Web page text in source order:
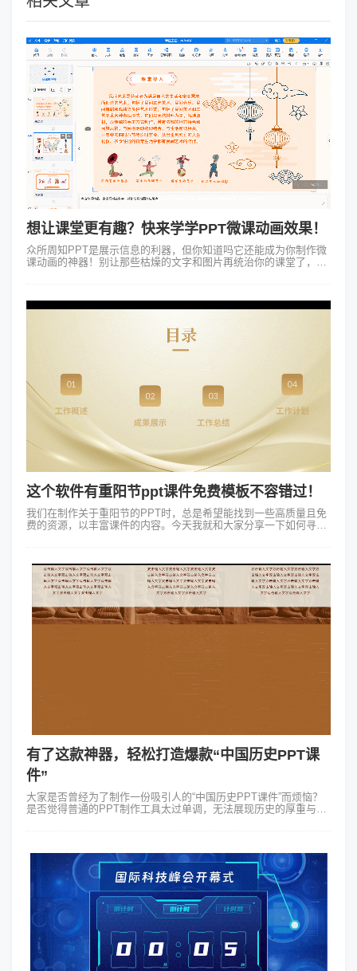
想让课堂更有趣？快来学学PPT微课动画效果！
众所周知PPT是展示信息的利器，但你知道吗它还能成为你制作微
课动画的神器！别让那些枯燥的文字和图片再统治你的课堂了，快
这个软件有重阳节ppt课件免费模板不容错过！
我们在制作关于重阳节的PPT时，总是希望能找到一些高质量且免
费的资源，以丰富课件的内容。今天我就和大家分享一下如何寻找
有了这款神器，轻松打造爆款“中国历史PPT课
件”
大家是否曾经为了制作一份吸引人的“中国历史PPT课件”而烦恼？
是否觉得普通的PPT制作工具太过单调，无法展现历史的厚重与魅